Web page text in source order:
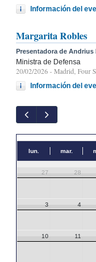
Información del
Margarita Robles
Presentadora de
Ministra de Defensa
20/02/2026 - Madrid, Four
Información del
lun. mar.
27 28
3 4
10 11